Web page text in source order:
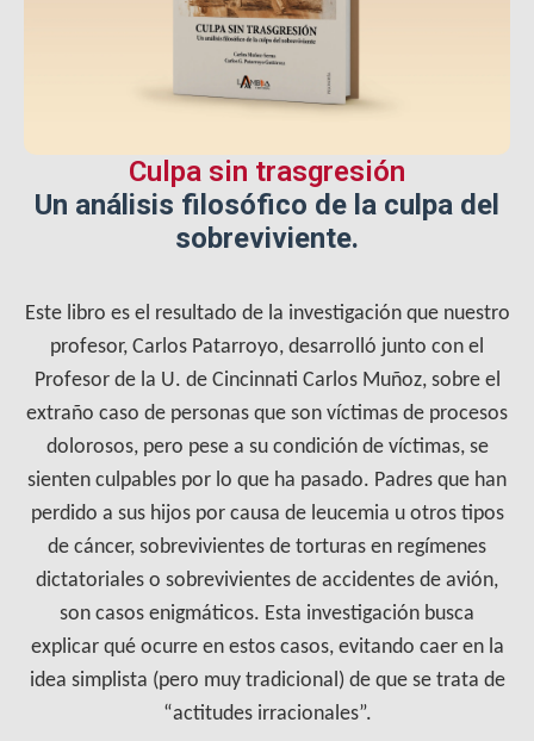
Culpa sin trasgresión
Un análisis filosófico de la culpa del
sobreviviente.
Este libro es el resultado de la investigación que nuestro
profesor, Carlos Patarroyo, desarrolló junto con el
Profesor de la U. de Cincinnati Carlos Muñoz, sobre el
extraño caso de personas que son víctimas de procesos
dolorosos, pero pese a su condición de víctimas, se
sienten culpables por lo que ha pasado. Padres que han
perdido a sus hijos por causa de leucemia u otros tipos
de cáncer, sobrevivientes de torturas en regímenes
dictatoriales o sobrevivientes de accidentes de avión,
son casos enigmáticos. Esta investigación busca
explicar qué ocurre en estos casos, evitando caer en la
idea simplista (pero muy tradicional) de que se trata de
“actitudes irracionales”.